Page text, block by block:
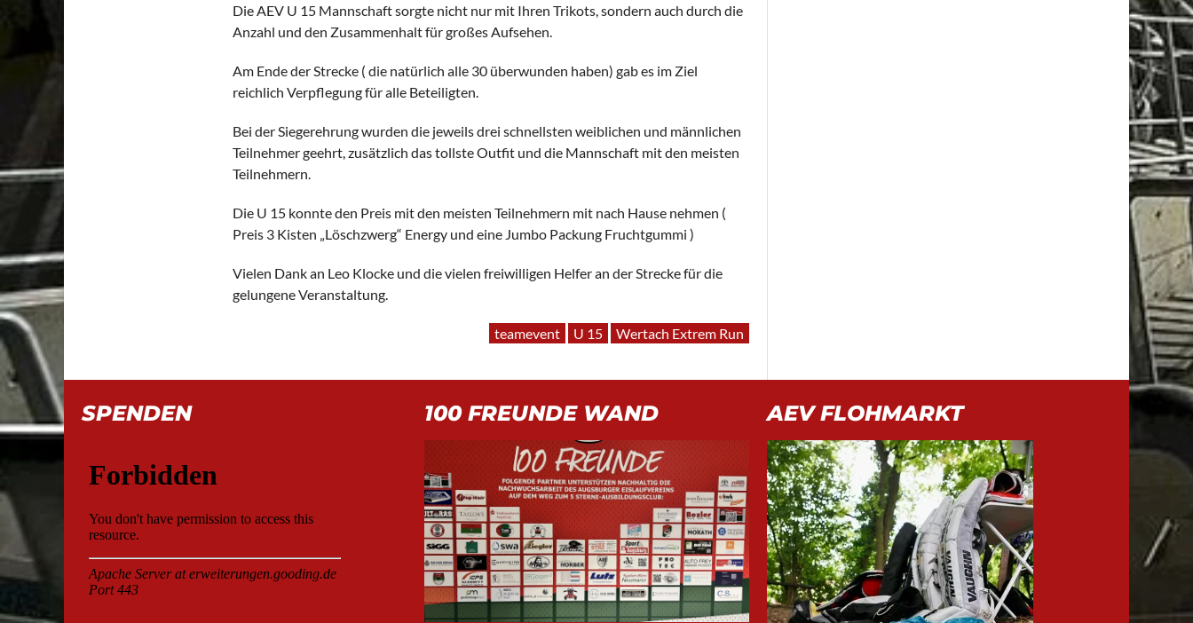
Die AEV U 15 Mannschaft sorgte nicht nur mit Ihren Trikots, sondern auch durch die
Anzahl und den Zusammenhalt für großes Aufsehen.
Am Ende der Strecke ( die natürlich alle 30 überwunden haben) gab es im Ziel
reichlich Verpflegung für alle Beteiligten.
Bei der Siegerehrung wurden die jeweils drei schnellsten weiblichen und männlichen
Teilnehmer geehrt, zusätzlich das tollste Outfit und die Mannschaft mit den meisten
Teilnehmern.
Die U 15 konnte den Preis mit den meisten Teilnehmern mit nach Hause nehmen (
Preis 3 Kisten „Löschzwerg“ Energy und eine Jumbo Packung Fruchtgummi )
Vielen Dank an Leo Klocke und die vielen freiwilligen Helfer an der Strecke für die
gelungene Veranstaltung.
teamevent U 15 Wertach Extrem Run
SPENDEN 100 FREUNDE WAND AEV FLOHMARKT